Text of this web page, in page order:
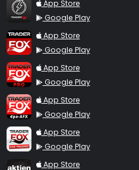
App Store
Google Play
TraderFox App
App Store
Google Play
TraderFox Pro
App Store
Google Play
TraderFox dpa-AFX ProFeed
App Store
Google Play
TraderFox Live Trading
App Store
Google Play
TraderFox aktien Magazin
App Store